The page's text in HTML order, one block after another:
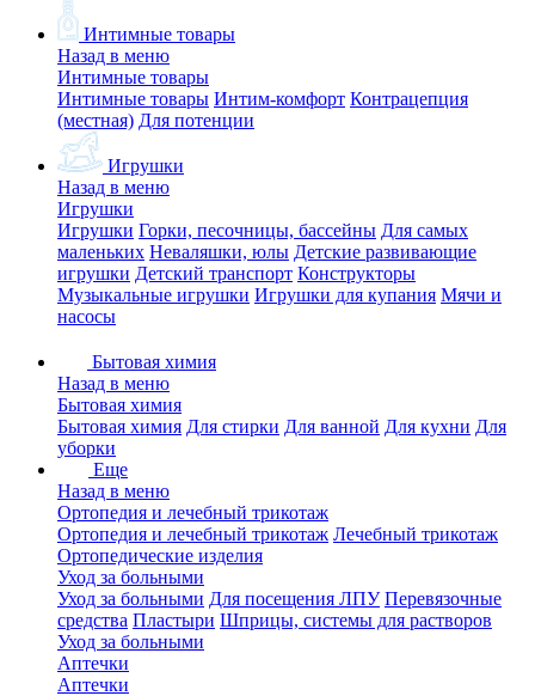
Интимные товары
Назад в меню
Интимные товары
Интимные товары Интим-комфорт Контрацепция
(местная) Для потенции
Игрушки
Назад в меню
Игрушки
Игрушки Горки, песочницы, бассейны Для самых
маленьких Неваляшки, юлы Детские развивающие
игрушки Детский транспорт Конструкторы
Музыкальные игрушки Игрушки для купания Мячи и
насосы
Бытовая химия
Назад в меню
Бытовая химия
Бытовая химия Для стирки Для ванной Для кухни Для
уборки
Еще
Назад в меню
Ортопедия и лечебный трикотаж
Ортопедия и лечебный трикотаж Лечебный трикотаж
Ортопедические изделия
Уход за больными
Уход за больными Для посещения ЛПУ Перевязочные
средства Пластыри Шприцы, системы для растворов
Уход за больными
Аптечки
Аптечки